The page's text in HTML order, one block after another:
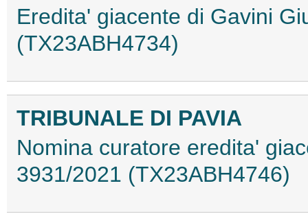
Eredita' giacente di Gavini
(TX23ABH4734)
TRIBUNALE DI PAVIA
Nomina curatore eredita'
3931/2021 (TX23ABH4746)